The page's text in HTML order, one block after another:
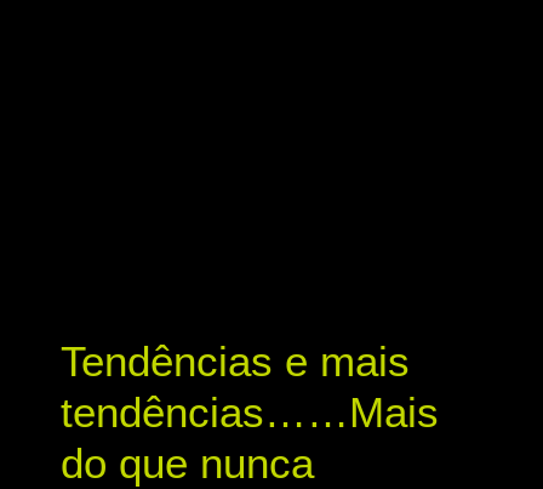
Tendências e mais
tendências……Mais
do que nunca